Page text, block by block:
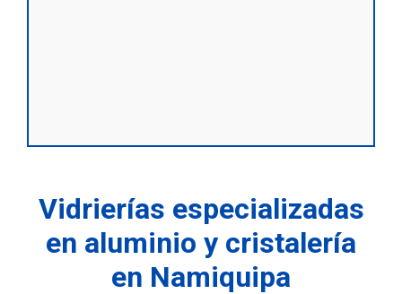
Vidrierías especializadas
en aluminio y cristalería
en Namiquipa